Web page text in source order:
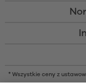
* Wszystkie ceny z